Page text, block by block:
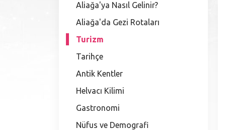
Aliağa'ya Nasıl Gelinir?
Aliağa'da Gezi Rotaları
Turizm
Tarihçe
Antik Kentler
Helvacı Kilimi
Gastronomi
Nüfus ve Demografi